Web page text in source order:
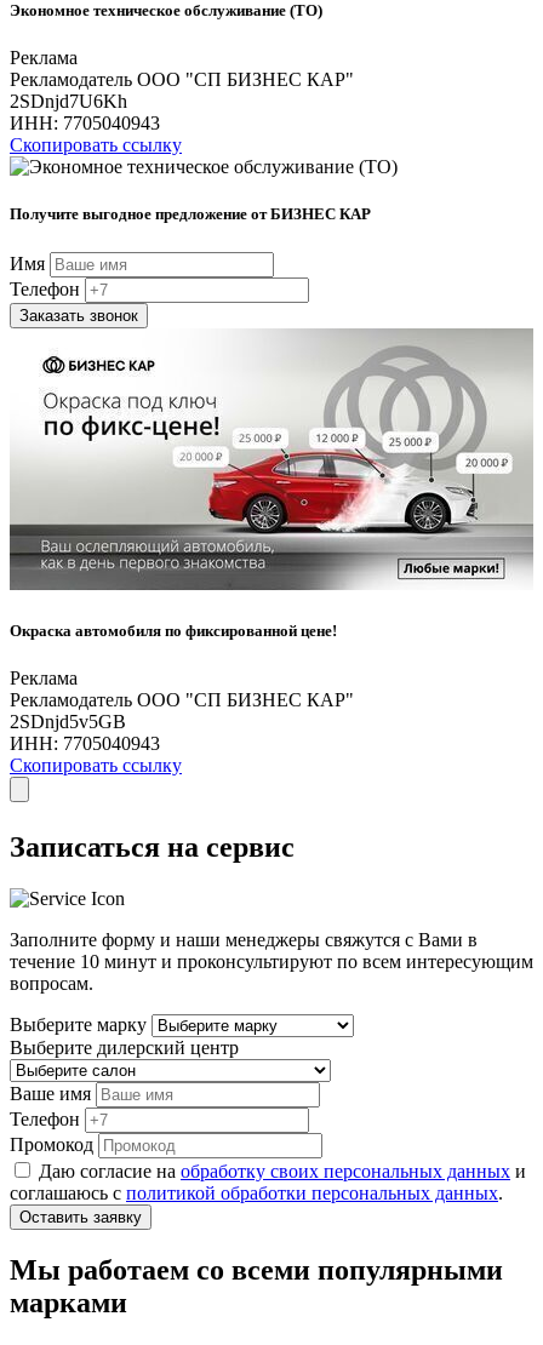
Экономное техническое обслуживание (ТО)
Реклама
Рекламодатель ООО "СП БИЗНЕС КАР"
2SDnjd7U6Kh
ИНН: 7705040943
Скопировать ссылку
Получите выгодное предложение от БИЗНЕС КАР
Имя
Телефон
Заказать звонок
Окраска автомобиля по фиксированной цене!
Реклама
Рекламодатель ООО "СП БИЗНЕС КАР"
2SDnjd5v5GB
ИНН: 7705040943
Скопировать ссылку
Записаться на сервис
Заполните форму и наши менеджеры свяжутся с Вами в
течение 10 минут и проконсультируют по всем интересующим
вопросам.
Выберите марку
Выберите дилерский центр
Ваше имя
Телефон
Промокод
Даю согласие на обработку своих персональных данных и
соглашаюсь с политикой обработки персональных данных.
Оставить заявку
Мы работаем со всеми популярными
марками